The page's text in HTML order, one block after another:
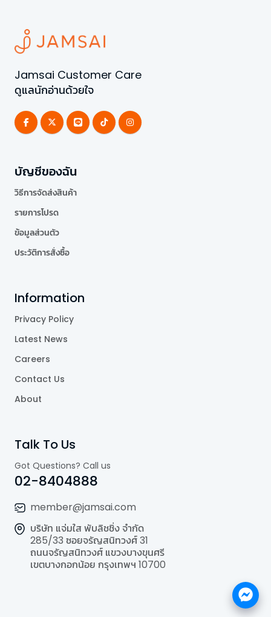
Jamsai Customer Care
ดูแลนักอ่านด้วยใจ
บัญชีของฉัน
วิธีการจัดส่งสินค้า
รายการโปรด
ข้อมูลส่วนตัว
ประวัติการสั่งซื้อ
Information
Privacy Policy
Latest News
Careers
Contact Us
About
Talk To Us
Got Questions? Call us
02-8404888
member@jamsai.com
บริษัท แจ่มใส พับลิชชิ่ง จำกัด
285/33 ซอยจรัญสนิทวงศ์ 31
ถนนจรัญสนิทวงศ์ แขวงบางขุนศรี
เขตบางกอกน้อย กรุงเทพฯ 10700